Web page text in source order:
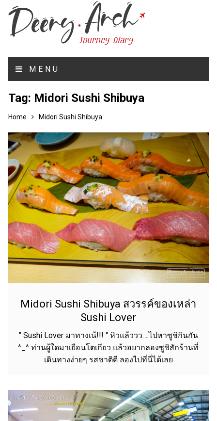
MENU
Tag: Midori Sushi Shibuya
Home Midori Sushi Shibuya
Midori Sushi Shibuya สวรรค์ของเหล่า
Sushi Lover
” Sushi Lover มาทางเน้!!! “ หิวแล้ววว….ไปหาซูชิกินกัน
^_^ ท่านผู้ใดมาเยือนโตเกียว แล้วอยากลองซูชิสักร้านที่
เดินทางง่ายๆ รสชาติดี ลองไปที่นี่ได้เลย